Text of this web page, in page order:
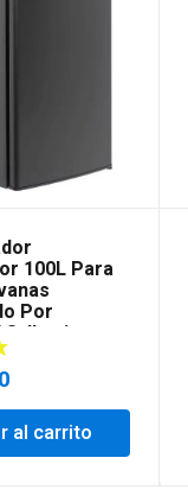
100L Para
Por
Ilumin
al carrito